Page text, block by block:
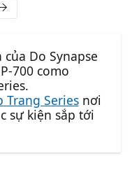
Do Synapse
700 como
Trang Seriesnơi
sự kiện sắp tới